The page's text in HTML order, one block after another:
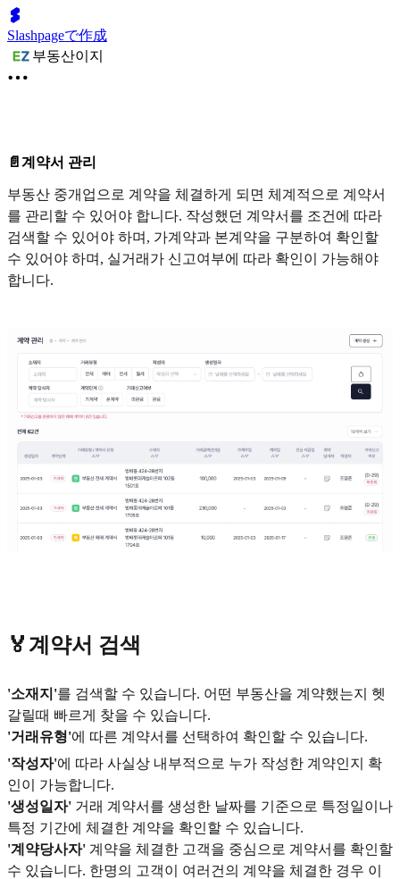
Slashpageで作成
부동산이지
📄계약서 관리
부동산 중개업으로 계약을 체결하게 되면 체계적으로 계약서
를 관리할 수 있어야 합니다. 작성했던 계약서를 조건에 따라
검색할 수 있어야 하며, 가계약과 본계약을 구분하여 확인할
수 있어야 하며, 실거래가 신고여부에 따라 확인이 가능해야
합니다.
🏅계약서 검색
'소재지'를 검색할 수 있습니다. 어떤 부동산을 계약했는지 헷
갈릴때 빠르게 찾을 수 있습니다.
'거래유형'에 따른 계약서를 선택하여 확인할 수 있습니다.
'작성자'에 따라 사실상 내부적으로 누가 작성한 계약인지 확
인이 가능합니다.
'생성일자' 거래 계약서를 생성한 날짜를 기준으로 특정일이나
특정 기간에 체결한 계약을 확인할 수 있습니다.
'계약당사자' 계약을 체결한 고객을 중심으로 계약서를 확인할
수 있습니다. 한명의 고객이 여러건의 계약을 체결한 경우 이